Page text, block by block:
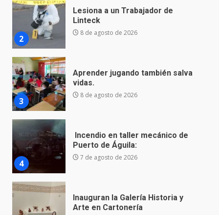
3
Aprender jugando también salva
vidas.
8 de agosto de 2026
4
Incendio en taller mecánico de
Puerto de Águila:
7 de agosto de 2026
5
Inauguran la Galería Historia y
Arte en Cartonería
7 de agosto de 2026
Valle de Santiago refuerza
seguridad con nuevas unidades